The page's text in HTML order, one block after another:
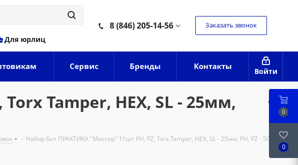
Для юрлиц
8 (846) 205-14-56 Заказать звонок
Войти
Сервис Бренды Контакты
Tamper, HEX, SL - 25мм,
- Набор бит ПРАКТИКА "Мастер" 11шт PH, PZ, Torx Tamper, HEX, SL - 25мм, PH, PZ - 50мм,
0
0